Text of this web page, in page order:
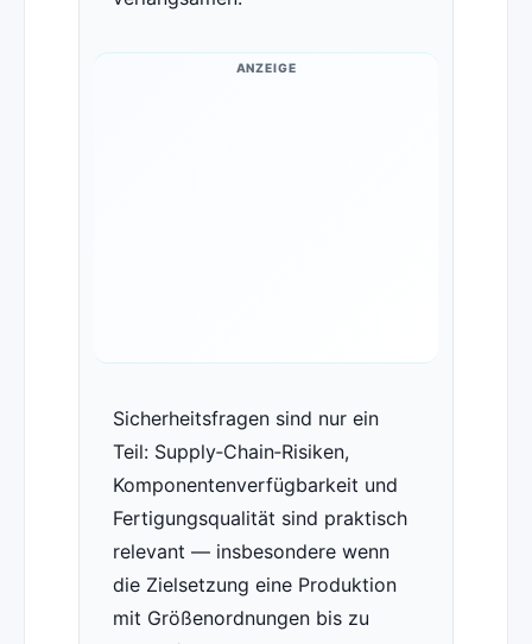
ANZEIGE
Sicherheitsfragen sind nur ein
Teil: Supply‑Chain‑Risiken,
Komponentenverfügbarkeit und
Fertigungsqualität sind praktisch
relevant — insbesondere wenn
die Zielsetzung eine Produktion
mit Größenordnungen bis zu